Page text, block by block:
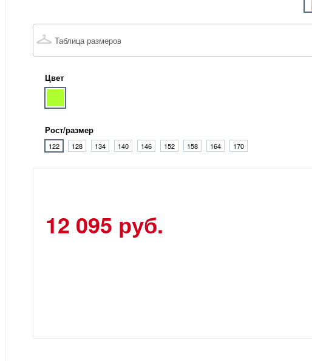
Таблица размеров
Цвет
Рост/размер
122 128 134 140 146 152 158 164 170
12 095 руб.